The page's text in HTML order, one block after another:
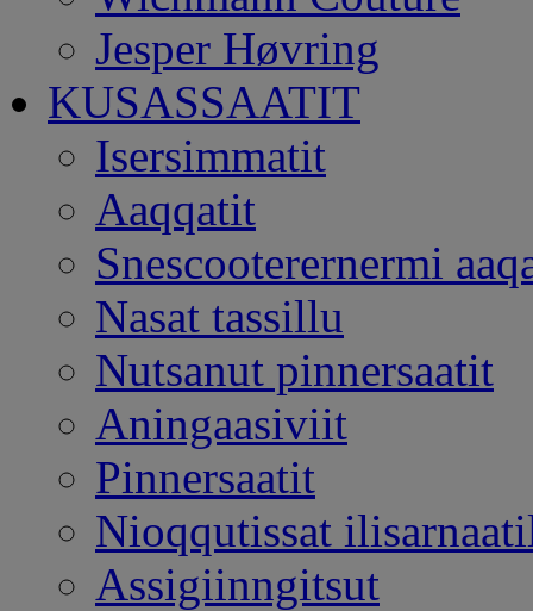
Jesper Høvring
KUSASSAATIT
Isersimmatit
Aaqqatit
Snescooterernermi
Nasat tassillu
Nutsanut pinnersaatit
Aningaasiviit
Pinnersaatit
Nioqqutissat
Assigiinngitsut